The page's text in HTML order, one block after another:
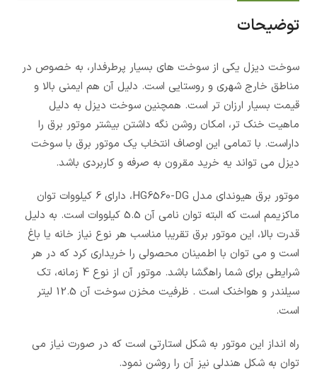
توضیحات
سوخت دیزل یکی از سوخت های بسیار پرطرفدار، به خصوص در
مناطق خارج شهری و روستایی است. دلیل آن هم ایمنی بالا و
قیمت بسیار ارزان تر است. همچنین سوخت دیزل به دلیل
ماهیت خنک تر، امکان روشن نگه داشتن بیشتر موتور برق را
داراست. با تمامی این اوصاف انتخاب یک موتور برق با سوخت
دیزل می تواند یه خرید مقرون به صرفه و کاربردی باشد.
موتور برق هیوندای مدل HG6560-DG، دارای 6 کیلووات توان
ماکزیمم است که البته توان نامی آن 5.5 کیلووات است. به دلیل
قدرت بالا، این موتور برق تقریبا مناسب هر نوع نیاز خانه یا باغ
است و می توان با اطمینان محصولی را خریداری کرد که در هر
شرایطی برای شما راهگشا باشد. موتور آن از نوع 4 زمانه، تک
سیلندر و هواخنک است . ظرفیت مخزن سوخت آن 12.5 لیتر
است.
راه انداز این موتور به شکل استارتی است که در صورت نیاز می
توان به شکل هندلی نیز آن را روشن نمود.